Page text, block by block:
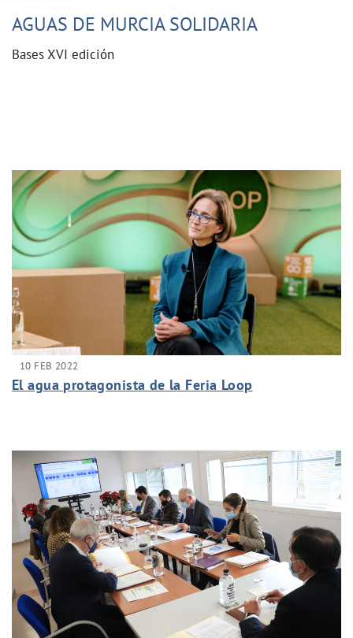
AGUAS DE MURCIA SOLIDARIA
Bases XVI edición
10 FEB 2022
El agua protagonista de la Feria Loop